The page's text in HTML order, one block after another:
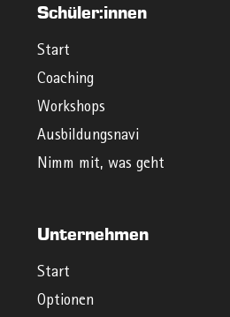
Schüler:innen
Start
Coaching
Workshops
Ausbildungsnavi
Nimm mit, was geht
Unternehmen
Start
Optionen